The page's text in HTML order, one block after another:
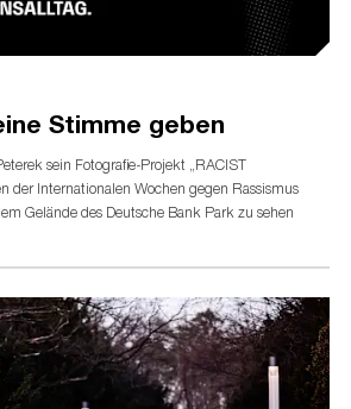
Stimme geben
sein Fotografie-Projekt „RACIST
der Internationalen Wochen gegen Rassismus
Gelände des Deutsche Bank Park zu sehen